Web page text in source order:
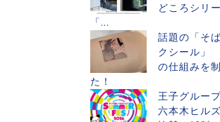
どころシリ
「...
話題の「そ
クシール」
の仕組みを
た！
王子グルー
六本木ヒル